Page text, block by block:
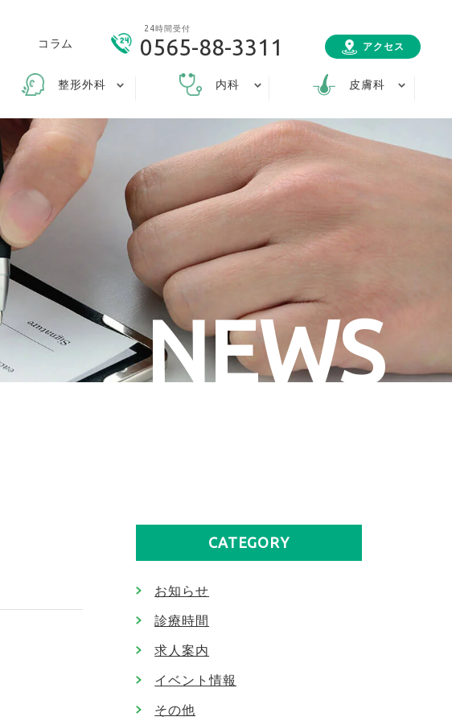
整形外科 内科 皮膚科
コラム
24時間受付
0565-88-3311 アクセス
NEWS
CATEGORY
お知らせ
診療時間
求人案内
イベント情報
その他